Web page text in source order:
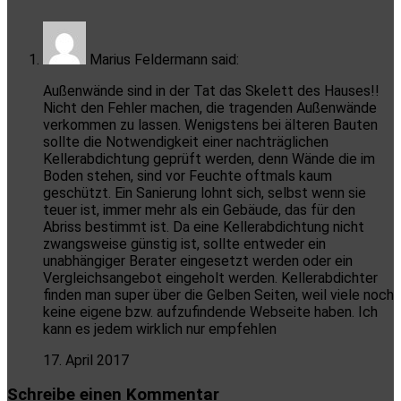
Marius Feldermann said:
Außenwände sind in der Tat das Skelett des Hauses!!
Nicht den Fehler machen, die tragenden Außenwände
verkommen zu lassen. Wenigstens bei älteren Bauten
sollte die Notwendigkeit einer nachträglichen
Kellerabdichtung geprüft werden, denn Wände die im
Boden stehen, sind vor Feuchte oftmals kaum
geschützt. Ein Sanierung lohnt sich, selbst wenn sie
teuer ist, immer mehr als ein Gebäude, das für den
Abriss bestimmt ist. Da eine Kellerabdichtung nicht
zwangsweise günstig ist, sollte entweder ein
unabhängiger Berater eingesetzt werden oder ein
Vergleichsangebot eingeholt werden. Kellerabdichter
finden man super über die Gelben Seiten, weil viele noch
keine eigene bzw. aufzufindende Webseite haben. Ich
kann es jedem wirklich nur empfehlen
17. April 2017
Schreibe einen Kommentar